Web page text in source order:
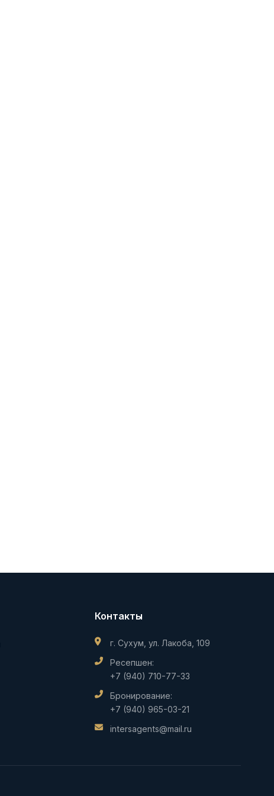
Контакты
г. Сухум, ул. Лакоба, 109
Ресепшен:
+7 (940) 710-77-33
Бронирование:
+7 (940) 965-03-21
intersagents@mail.ru